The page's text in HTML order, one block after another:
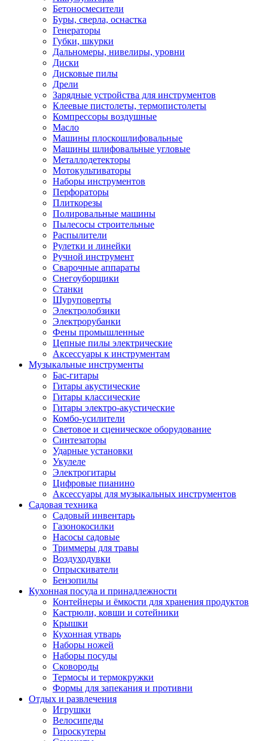
Бетоносмесители
Буры, сверла, оснастка
Генераторы
Губки, шкурки
Дальномеры, нивелиры, уровни
Диски
Дисковые пилы
Дрели
Зарядные устройства для инструментов
Клеевые пистолеты, термопистолеты
Компрессоры воздушные
Масло
Машины плоскошлифовальные
Машины шлифовальные угловые
Металлодетекторы
Мотокультиваторы
Наборы инструментов
Перфораторы
Плиткорезы
Полировальные машины
Пылесосы строительные
Распылители
Рулетки и линейки
Ручной инструмент
Сварочные аппараты
Снегоуборщики
Станки
Шуруповерты
Электролобзики
Электрорубанки
Фены промышленные
Цепные пилы электрические
Аксессуары к инструментам
Музыкальные инструменты
Бас-гитары
Гитары акустические
Гитары классические
Гитары электро-акустические
Комбо-усилители
Световое и сценическое оборудование
Синтезаторы
Ударные установки
Укулеле
Электрогитары
Цифровые пианино
Аксессуары для музыкальных инструментов
Садовая техника
Садовый инвентарь
Газонокосилки
Насосы садовые
Триммеры для травы
Воздуходувки
Опрыскиватели
Бензопилы
Кухонная посуда и принадлежности
Контейнеры и ёмкости для хранения продуктов
Кастрюли, ковши и сотейники
Крышки
Кухонная утварь
Наборы ножей
Наборы посуды
Сковороды
Термосы и термокружки
Формы для запекания и противни
Отдых и развлечения
Игрушки
Велосипеды
Гироскутеры